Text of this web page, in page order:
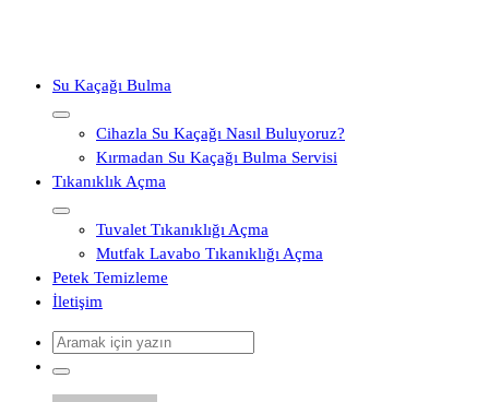
Su Kaçağı Bulma
Cihazla Su Kaçağı Nasıl Buluyoruz?
Kırmadan Su Kaçağı Bulma Servisi
Tıkanıklık Açma
Tuvalet Tıkanıklığı Açma
Mutfak Lavabo Tıkanıklığı Açma
Petek Temizleme
İletişim